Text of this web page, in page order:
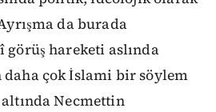
da burada
hareketi aslında
daha çok İslami bir söylem
Necmettin